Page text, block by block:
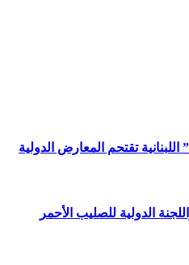
الدولية للصليب الأحمر